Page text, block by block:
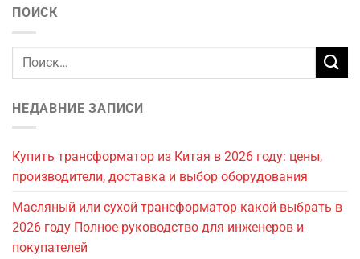
ПОИСК
НЕДАВНИЕ ЗАПИСИ
Купить трансформатор из Китая в 2026 году: цены,
производители, доставка и выбор оборудования
Масляный или сухой трансформатор какой выбрать в
2026 году Полное руководство для инженеров и
покупателей